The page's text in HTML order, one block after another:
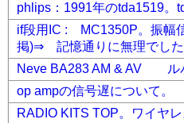
phlips：1991年のtda1519。
if段用IC : MC1350P。振幅
掲)⇒ 記憶通りに無理でした
Neve BA283 AM & AV ル
op ampの信号遅について
RADIO KITS TOP。ワイヤ